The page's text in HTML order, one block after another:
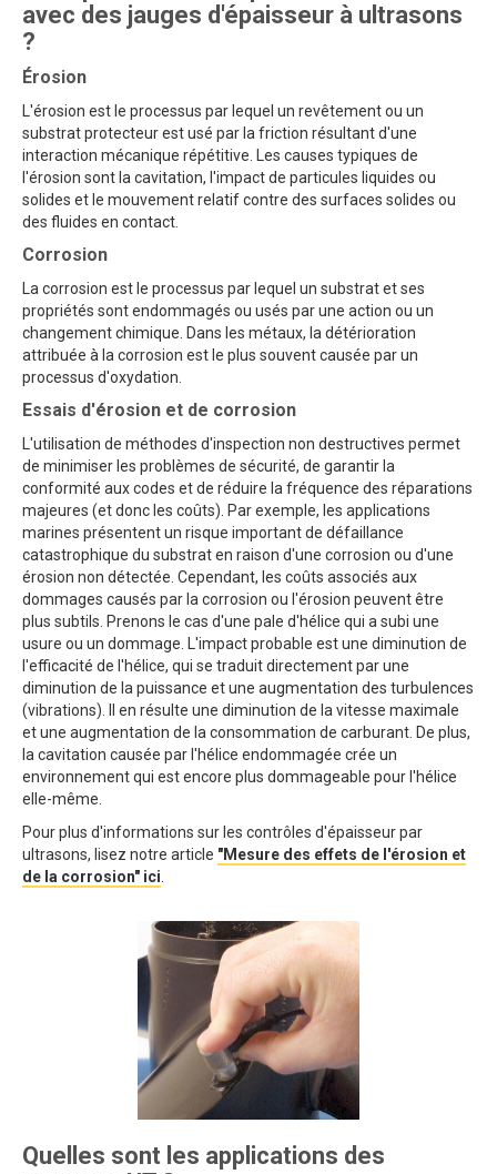
avec des jauges d'épaisseur à ultrasons
?
Érosion
L'érosion est le processus par lequel un revêtement ou un
substrat protecteur est usé par la friction résultant d'une
interaction mécanique répétitive. Les causes typiques de
l'érosion sont la cavitation, l'impact de particules liquides ou
solides et le mouvement relatif contre des surfaces solides ou
des fluides en contact.
Corrosion
La corrosion est le processus par lequel un substrat et ses
propriétés sont endommagés ou usés par une action ou un
changement chimique. Dans les métaux, la détérioration
attribuée à la corrosion est le plus souvent causée par un
processus d'oxydation.
Essais d'érosion et de corrosion
L'utilisation de méthodes d'inspection non destructives permet
de minimiser les problèmes de sécurité, de garantir la
conformité aux codes et de réduire la fréquence des réparations
majeures (et donc les coûts). Par exemple, les applications
marines présentent un risque important de défaillance
catastrophique du substrat en raison d'une corrosion ou d'une
érosion non détectée. Cependant, les coûts associés aux
dommages causés par la corrosion ou l'érosion peuvent être
plus subtils. Prenons le cas d'une pale d'hélice qui a subi une
usure ou un dommage. L'impact probable est une diminution de
l'efficacité de l'hélice, qui se traduit directement par une
diminution de la puissance et une augmentation des turbulences
(vibrations). Il en résulte une diminution de la vitesse maximale
et une augmentation de la consommation de carburant. De plus,
la cavitation causée par l'hélice endommagée crée un
environnement qui est encore plus dommageable pour l'hélice
elle-même.
Pour plus d'informations sur les contrôles d'épaisseur par
ultrasons, lisez notre article "Mesure des effets de l'érosion et
de la corrosion" ici
Quelles sont les applications des